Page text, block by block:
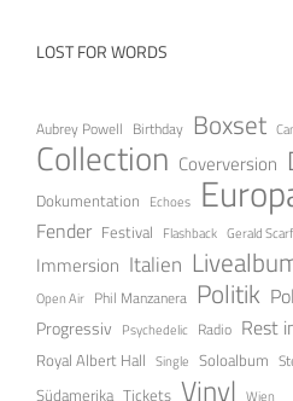
LOST FOR WORDS
Aubrey Powell Birthday Boxset
Collection Coverversion
Dokumentation Echoes
Fender Festival Flashback Gerald
Immersion Italien
Open Air Phil Manzanera Politik
Progressiv Psychedelic Radio Rest
Royal Albert Hall Single Soloalbum
Südamerika Tickets Vinyl Wien